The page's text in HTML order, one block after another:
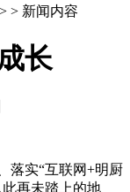
> > 新闻内容
长
实“互联网+明厨
再未踏上的地